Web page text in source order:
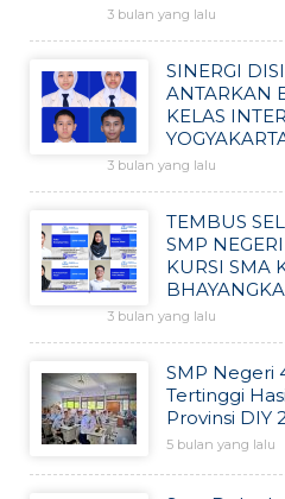
3 bulan yang lalu
SINERGI
ANTARKAN
KELAS
3 bulan yang lalu
TEMBUS
SMP
KURSI SMA
3 bulan yang lalu
SMP Negeri
Tertinggi
Provinsi DIY
5 bulan yang lalu